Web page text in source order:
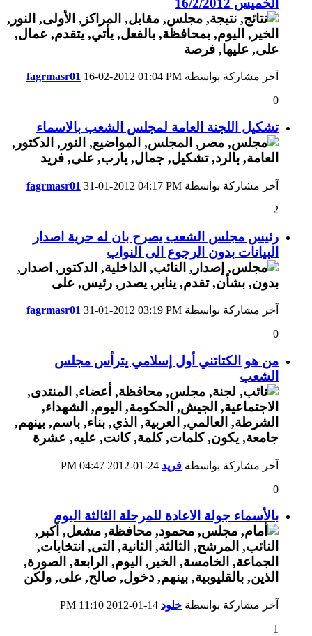
آخر مشاركة بواسطة fagrmasr01 16-02-2012 01:04 PM
0
تشكيل اللجنة العامة لمجلس الشعب بالاسماء
آخر مشاركة بواسطة fagrmasr01 31-01-2012 04:17 PM
2
رئيس مجلس الشعب يصرح بان له حرية اصدار
البيانات بدون الرجوع الى النواب
آخر مشاركة بواسطة fagrmasr01 31-01-2012 03:19 PM
0
من هو الكتاتني أول إسلامي يترأس مجلس
الشعب
آخر مشاركة بواسطة فريد
04:47 PM
0
بالأسماء جولة الاعادة للمرحلة الثالثة اليوم
آخر مشاركة بواسطة خلود
11:10 PM
1